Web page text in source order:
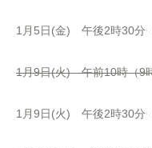
1月5日(金) 午後2時30分
1月9日(火) 午前10時（9
1月9日(火) 午後2時30分